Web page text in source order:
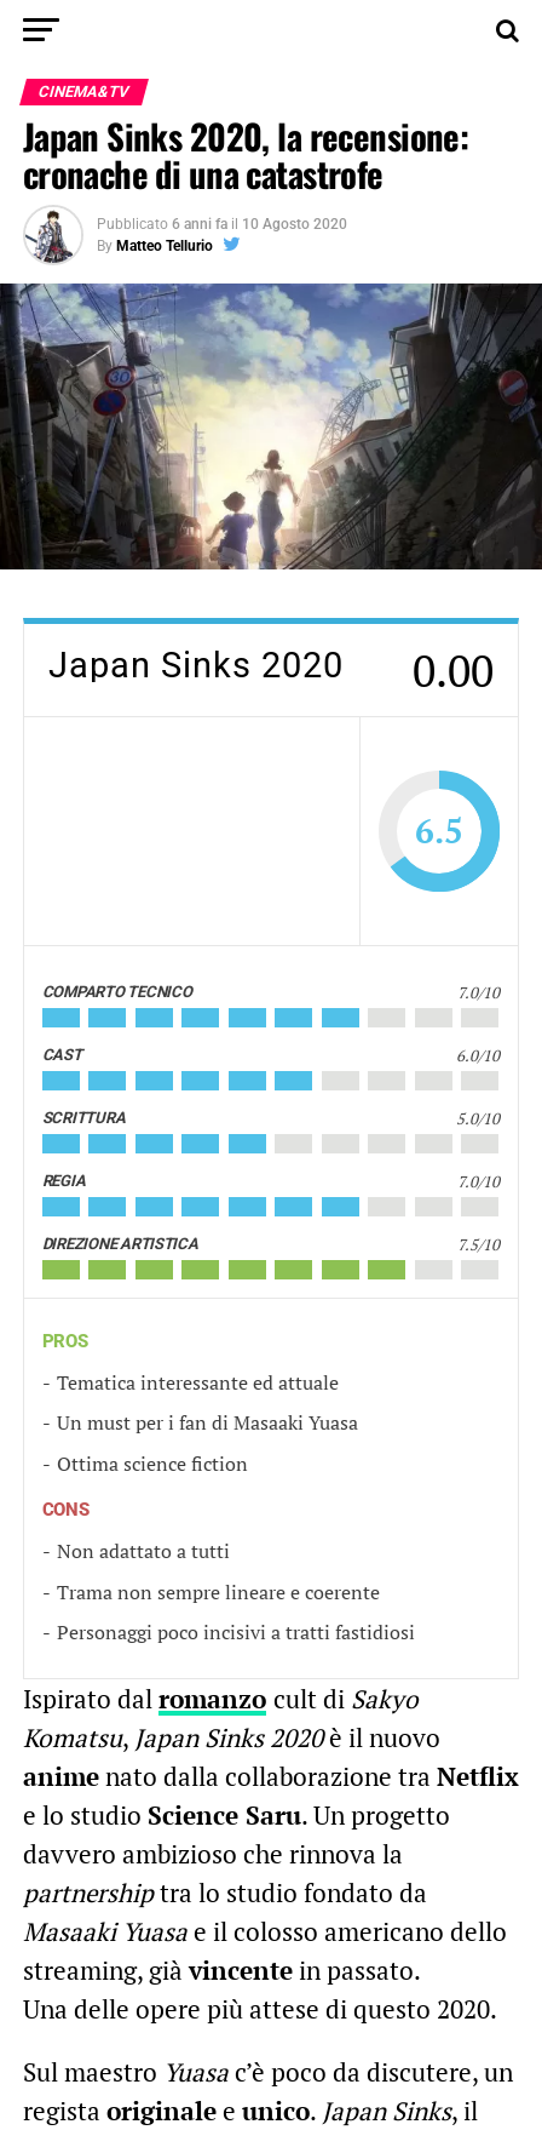
CINEMA&TV
Japan Sinks 2020, la recensione:
cronache di una catastrofe
Pubblicato 6 anni fa il 10 Agosto 2020
By Matteo Tellurio
Japan Sinks 2020 0.00
6.5
COMPARTO TECNICO 7.0/10
CAST 6.0/10
SCRITTURA 5.0/10
REGIA 7.0/10
DIREZIONE ARTISTICA 7.5/10
PROS
Tematica interessante ed attuale
Un must per i fan di Masaaki Yuasa
Ottima science fiction
CONS
Non adattato a tutti
Trama non sempre lineare e coerente
Personaggi poco incisivi a tratti fastidiosi
Ispirato dalromanzo cult diSakyo
Komatsu, Japan Sinks 2020è il nuovo
animenato dalla collaborazione tra Netflix
e lo studio Science Saru. Un progetto
davvero ambizioso che rinnova la
partnershiptra lo studio fondato da
Masaaki Yuasae il colosso americano dello
streaming, giàvincentein passato.
Una delle opere più attese di questo 2020.
Sul maestro Yuasac’è poco da discutere, un
regista originalee unico. Japan Sinks, il